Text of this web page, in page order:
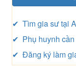
✔ Tìm gia sư tại
✔ Phụ huynh
✔ Đăng ký làm